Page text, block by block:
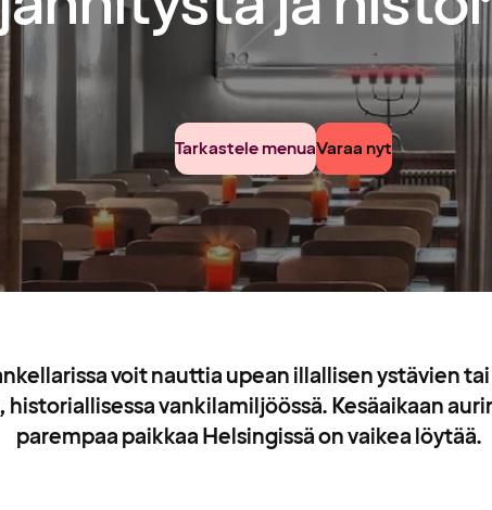
Tarkastele menuaVaraa nyt
voit nauttia upean illallisen ystävien
vankilamiljöössä. Kesäaikaan
parempaa paikkaa Helsingissä on vaikea löytää.